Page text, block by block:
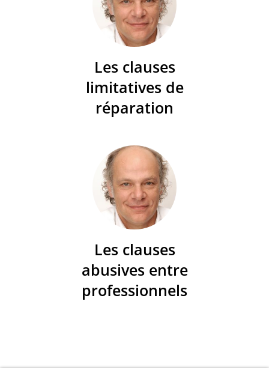
Les clauses
limitatives de
réparation
Les clauses
abusives entre
professionnels